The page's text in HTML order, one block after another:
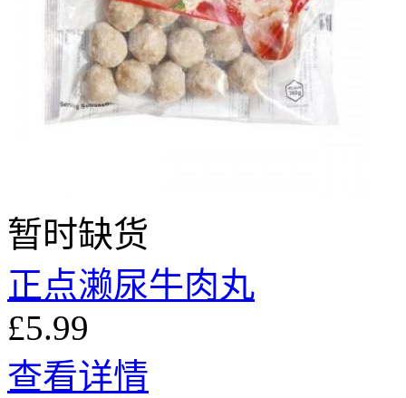
暂时缺货
正点濑尿牛肉丸
£5.99
查看详情